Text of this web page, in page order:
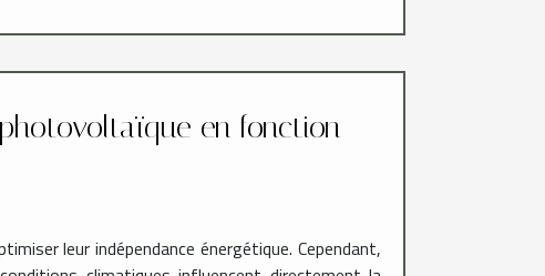
en fonction
leur indépendance énergétique. Cependant,